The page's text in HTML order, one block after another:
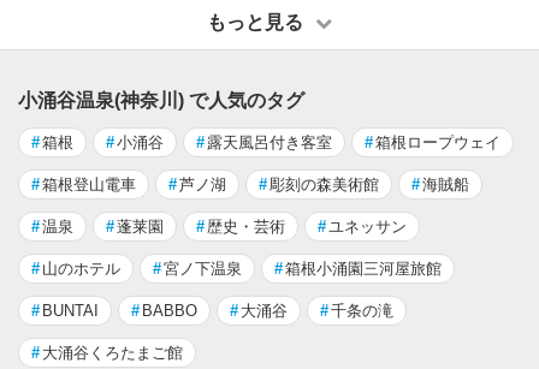
もっと見る
小涌谷温泉(神奈川) で人気のタグ
#箱根 #小涌谷 # 露天風呂付き客室 #箱根ロープウェイ
#箱根登山電車 #芦ノ湖 #彫刻の森美術館 #海賊船
#温泉 #蓬莱園 # 歴史・芸術 #ユネッサン
# 山のホテル #宮ノ下温泉 #箱根小涌園三河屋旅館
# BUNTAI # BABBO # 大涌谷 #千条の滝
# 大涌谷くろたまご館